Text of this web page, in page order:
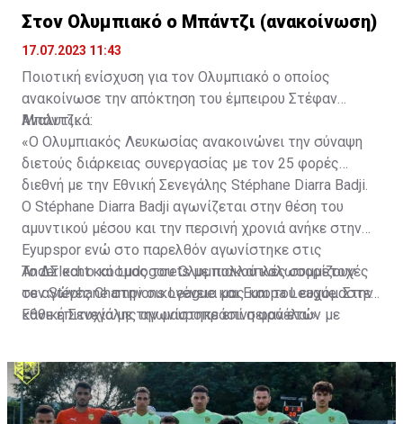
Στον Ολυμπιακό ο Μπάντζι (ανακοίνωση)
17.07.2023 11:43
Ποιοτική ενίσχυση για τον Ολυμπιακό ο οποίος
ανακοίνωσε την απόκτηση του έμπειρου Στέφαν
Μπάντζι.
Αναλυτικά:
«Ο Ολυμπιακός Λευκωσίας ανακοινώνει την σύναψη
διετούς διάρκειας συνεργασίας με τον 25 φορές
διεθνή με την Εθνική Σενεγάλης Stéphane Diarra Badji.
Ο Stéphane Diarra Badji αγωνίζεται στην θέση του
αμυντικού μέσου και την περσινή χρονιά ανήκε στην
Eyupspor ενώ στο παρελθόν αγωνίστηκε στις
Anderlecht και Ludogorets με πολλαπλές συμμετοχές
σε αγώνες Champions League και Europa League. Στην
Εθνική Σενεγάλης αγωνίστηκε επί σειρά ετών με
Cheikhou Kouyate, Papiss Cisse. Χαρακτηρίζεται από
εξαιρετικά αθλητικά προσόντα, τάκλιν ακριβείας και
άριστη τοποθέτηση σε όλο τον χώρο του κέντρου.
Το ΔΣ και ο κόσμος του Ολυμπιακού καλωσορίζουν
τον Stéphane στην οικογένεια μας και του ευχόμαστε
κάθε επιτυχία με την μαυροπράσινη φανέλα.»